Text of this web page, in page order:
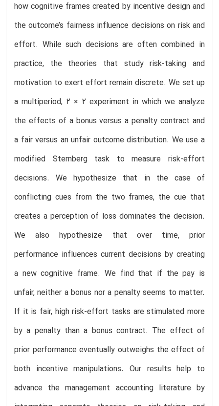
how cognitive frames created by incentive design and
the outcome’s fairness influence decisions on risk and
effort. While such decisions are often combined in
practice, the theories that study risk-taking and
motivation to exert effort remain discrete. We set up
a multiperiod, 2 × 2 experiment in which we analyze
the effects of a bonus versus a penalty contract and
a fair versus an unfair outcome distribution. We use a
modified Sternberg task to measure risk-effort
decisions. We hypothesize that in the case of
conflicting cues from the two frames, the cue that
creates a perception of loss dominates the decision.
We also hypothesize that over time, prior
performance influences current decisions by creating
a new cognitive frame. We find that if the pay is
unfair, neither a bonus nor a penalty seems to matter.
If it is fair, high risk-effort tasks are stimulated more
by a penalty than a bonus contract. The effect of
prior performance eventually outweighs the effect of
both incentive manipulations. Our results help to
advance the management accounting literature by